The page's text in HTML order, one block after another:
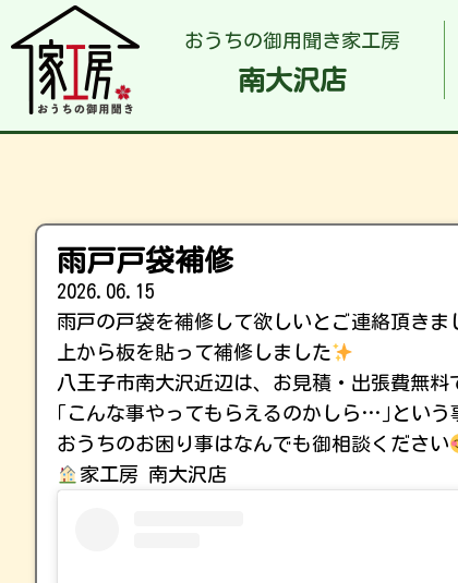
おうちの御用聞き家工房
南大沢店
雨戸戸袋補修
2026.06.15
雨戸の戸袋を補修して欲しいとご連絡頂きま
上から板を貼って補修しました
八王子市南大沢近辺は、お見積・出張費無料
｢こんな事やってもらえるのかしら…｣という
おうちのお困り事はなんでも御相談ください
家工房 南大沢店